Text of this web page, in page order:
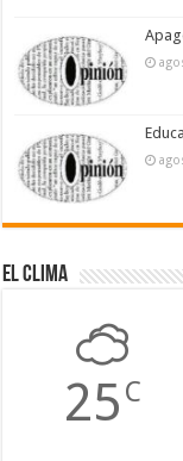
El Clima
25 C